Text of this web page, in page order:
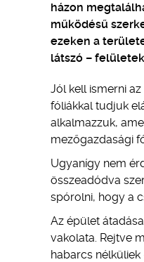
házon
működésű
ezeken a
látszó –
Jól kell ismerni
fóliákkal tudjuk
alkalmazzuk,
mezőgazdasági
Ugyanígy nem
összeadódva
spórolni, hogy a
Az épület
vakolata. Rejtve
habarcs